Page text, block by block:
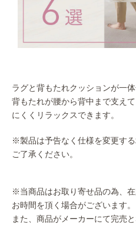
ラグと背もたれクッションが一体
背もたれが腰から背中まで支え
にくくリラックスできます。
※製品は予告なく仕様を変更す
ご了承ください。
※当商品はお取り寄せ品の為、
お時間を頂く場合がございます。
また、商品がメーカーにて完売